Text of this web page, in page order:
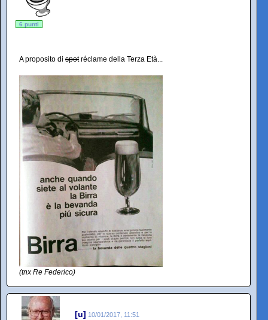
6 punti
A proposito di spotréclame della Terza Età...
(tnx Re Federico)
[u] 10/01/2017, 11:51